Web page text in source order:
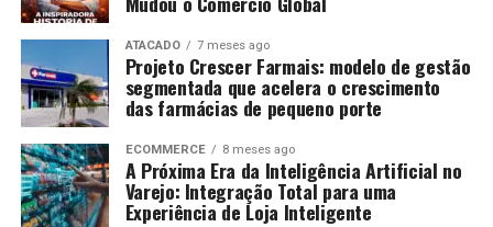
ATACADO 7 meses ago
Projeto Crescer Farmais: modelo de gestão
segmentada que acelera o crescimento
das farmácias de pequeno porte
ECOMMERCE 8 meses ago
A Próxima Era da Inteligência Artificial no
Varejo: Integração Total para uma
Experiência de Loja Inteligente